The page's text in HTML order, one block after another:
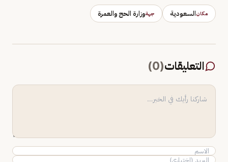
مكانالسعودية جهةوزارة الحج والعمرة
التعليقات(
0
)